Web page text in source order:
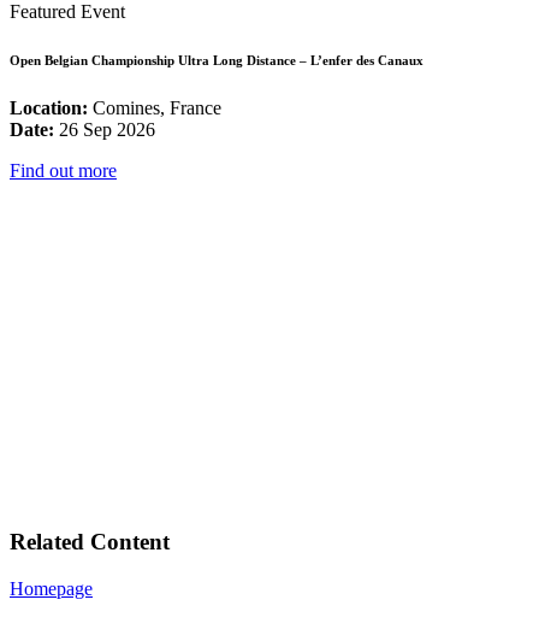
Featured Event
Open Belgian Championship Ultra Long Distance – L’enfer des Canaux
Location: Comines, France
Date: 26 Sep 2026
Find out more
Related Content
Homepage